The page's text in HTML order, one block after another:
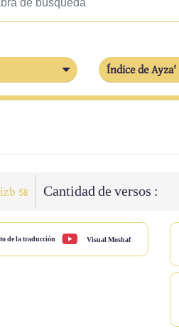
Índice de Ayza'
58 Cantidad de versos :
de la traducción Visual Moshaf